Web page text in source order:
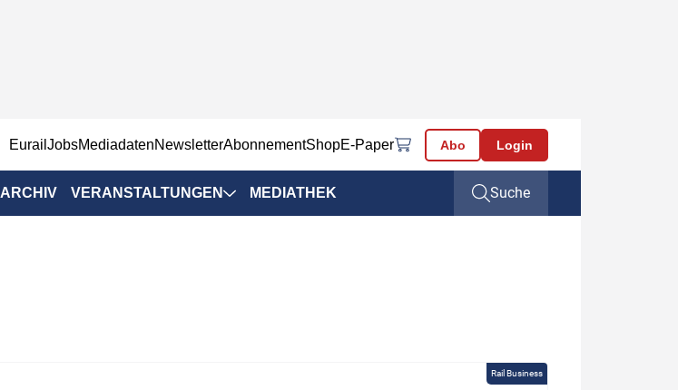
EurailJobsMediadatenNewsletterAbonnementShopE-Paper Abo Login
ARCHIV VERANSTALTUNGEN MEDIATHEK Suche
Rail Business